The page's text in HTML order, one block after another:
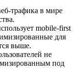
трафика в мире
mobile-first
для
выше.
не
под